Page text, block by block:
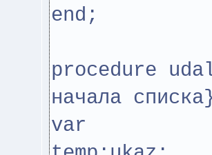
end;
procedure
начала
var